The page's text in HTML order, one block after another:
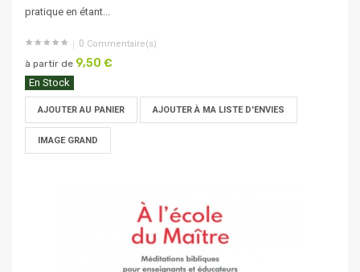
pratique en étant...
0 Commentaire(s)
à partir de 9,50 €
En Stock
AJOUTER AU PANIER AJOUTER À MA LISTE D'ENVIES
IMAGE GRAND